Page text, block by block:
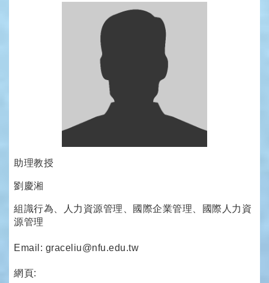
助理教授
劉慶湘
組識行為、人力資源管理、國際企業管理、國際人力資
源管理
Email: graceliu@nfu.edu.tw
網頁: